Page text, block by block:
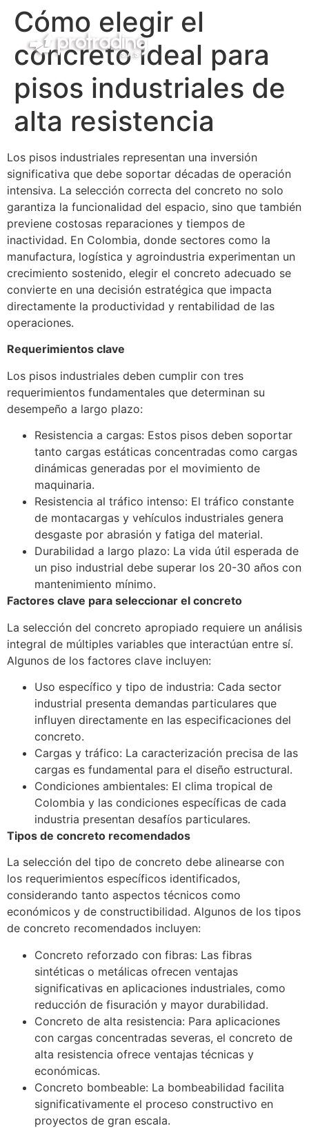
Cómo elegir el
concreto ideal para
pisos industriales de
alta resistencia
Los pisos industriales representan una inversión
significativa que debe soportar décadas de operación
intensiva. La selección correcta del concreto no solo
garantiza la funcionalidad del espacio, sino que también
previene costosas reparaciones y tiempos de
inactividad. En Colombia, donde sectores como la
manufactura, logística y agroindustria experimentan un
crecimiento sostenido, elegir el concreto adecuado se
convierte en una decisión estratégica que impacta
directamente la productividad y rentabilidad de las
operaciones.
Requerimientos clave
Los pisos industriales deben cumplir con tres
requerimientos fundamentales que determinan su
desempeño a largo plazo:
Resistencia a cargas: Estos pisos deben soportar
tanto cargas estáticas concentradas como cargas
dinámicas generadas por el movimiento de
maquinaria.
Resistencia al tráfico intenso: El tráfico constante
de montacargas y vehículos industriales genera
desgaste por abrasión y fatiga del material.
Durabilidad a largo plazo: La vida útil esperada de
un piso industrial debe superar los 20-30 años con
mantenimiento mínimo.
Factores clave para seleccionar el concreto
La selección del concreto apropiado requiere un análisis
integral de múltiples variables que interactúan entre sí.
Algunos de los factores clave incluyen:
Uso específico y tipo de industria: Cada sector
industrial presenta demandas particulares que
influyen directamente en las especificaciones del
concreto.
Cargas y tráfico: La caracterización precisa de las
cargas es fundamental para el diseño estructural.
Condiciones ambientales: El clima tropical de
Colombia y las condiciones específicas de cada
industria presentan desafíos particulares.
Tipos de concreto recomendados
La selección del tipo de concreto debe alinearse con
los requerimientos específicos identificados,
considerando tanto aspectos técnicos como
económicos y de constructibilidad. Algunos de los tipos
de concreto recomendados incluyen:
Concreto reforzado con fibras: Las fibras
sintéticas o metálicas ofrecen ventajas
significativas en aplicaciones industriales, como
reducción de fisuración y mayor durabilidad.
Concreto de alta resistencia: Para aplicaciones
con cargas concentradas severas, el concreto de
alta resistencia ofrece ventajas técnicas y
económicas.
Concreto bombeable: La bombeabilidad facilita
significativamente el proceso constructivo en
proyectos de gran escala.